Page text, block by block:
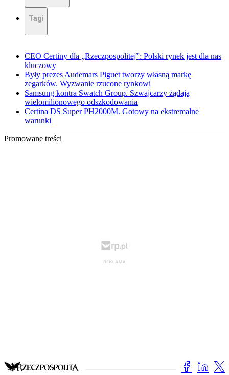
Tagi
CEO Certiny dla „Rzeczpospolitej”: Polski rynek jest dla nas
kluczowy
Były prezes Audemars Piguet tworzy własną markę
zegarków. Wyzwanie rzucone rynkowi
Samsung kontra Swatch Group. Szwajcarzy żądają
wielomilionowego odszkodowania
Certina DS Super PH2000M. Gotowy na ekstremalne
warunki
Promowane treści